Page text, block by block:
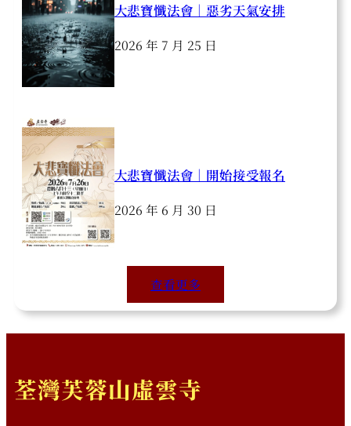
大悲寶懺法會｜惡劣天氣安排
2026 年 7 月 25 日
大悲寶懺法會｜開始接受報名
2026 年 6 月 30 日
查看更多
荃灣芙蓉山虛雲寺